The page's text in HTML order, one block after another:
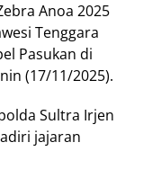
Anоа 2025
Tеnggаrа
Pаѕukаn dі
(17/11/2025).
Sultra Irjеn
jajaran